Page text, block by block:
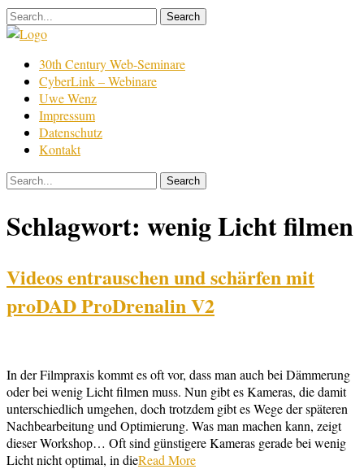
Skip
to
Film
Bearbeitung
30th Century Web-Seminare
CyberLink – Webinare
Uwe Wenz
Impressum
Datenschutz
Kontakt
Schlagwort: wenig Licht filmen
Videos entrauschen und schärfen mit
proDAD ProDrenalin V2
In der Filmpraxis kommt es oft vor, dass man auch bei Dämmerung
oder bei wenig Licht filmen muss. Nun gibt es Kameras, die damit
unterschiedlich umgehen, doch trotzdem gibt es Wege der späteren
Nachbearbeitung und Optimierung. Was man machen kann, zeigt
dieser Workshop… Oft sind günstigere Kameras gerade bei wenig
Licht nicht optimal, in dieRead More